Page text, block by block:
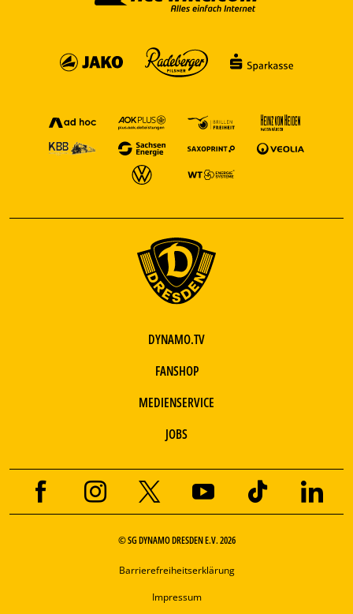
DYNAMO.TV
FANSHOP
MEDIENSERVICE
JOBS
© SG DYNAMO DRESDEN E.V. 2026
Barrierefreiheitserklärung
Impressum